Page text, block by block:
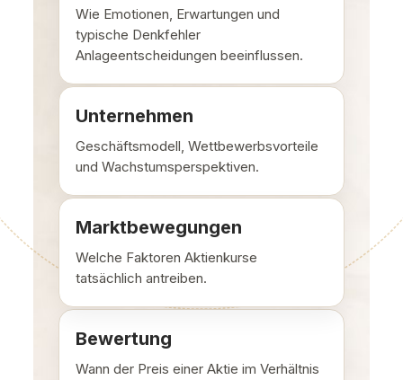
Wie Emotionen, Erwartungen und
typische Denkfehler
Anlageentscheidungen beeinflussen.
Unternehmen
Geschäftsmodell, Wettbewerbsvorteile
und Wachstumsperspektiven.
Bewertung
Wann der Preis einer Aktie im Verhältnis
Marktbewegungen
Welche Faktoren Aktienkurse
tatsächlich antreiben.